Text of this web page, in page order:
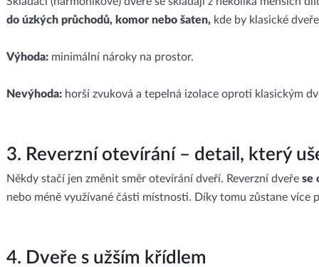
do úzkých průchodů, komor nebo šaten,kde by klasické
Výhoda: minimální nároky na prostor.
Nevýhoda: horší zvuková a tepelná izolace oproti klasickým
3. Reverzní otevírání – detail, který
Někdy stačí jen změnit směr otevírání dveří. Reverzní dveře se
nebo méně využívané části místnosti. Díky tomu zůstane
4. Dveře s užším křídlem